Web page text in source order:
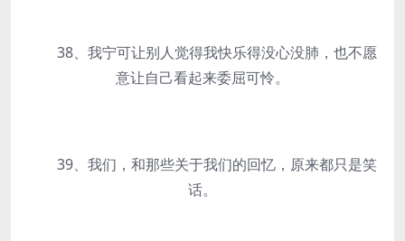
38、我宁可让别人觉得我快乐得没心没肺，也不愿
意让自己看起来委屈可怜。
39、我们，和那些关于我们的回忆，原来都只是笑
话。